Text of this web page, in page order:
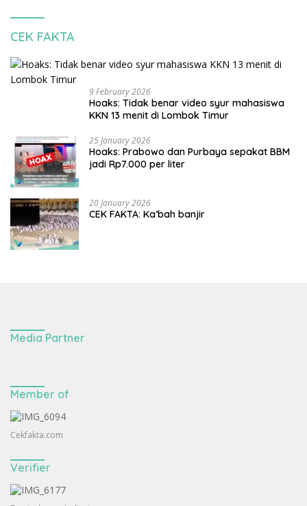
CEK FAKTA
9 February 2026
Hoaks: Tidak benar video syur mahasiswa
KKN 13 menit di Lombok Timur
25 January 2026
Hoaks: Prabowo dan Purbaya sepakat BBM
jadi Rp7.000 per liter
20 January 2026
CEK FAKTA: Ka’bah banjir
Media Partner
Member of
Cekfakta.com
Verifier